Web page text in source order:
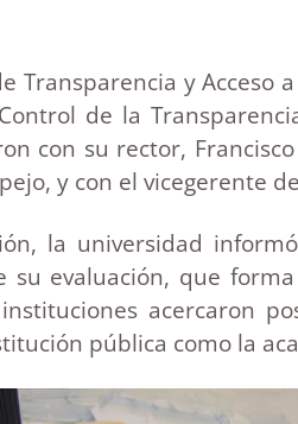
Transparencia y Acceso
de la
con su rector,
y con el vicegerente
la universidad
su evaluación, que
acercaron
pública como la